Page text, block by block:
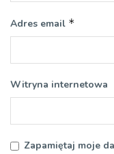
Adres email *
Witryna internetowa
Zapamiętaj moje